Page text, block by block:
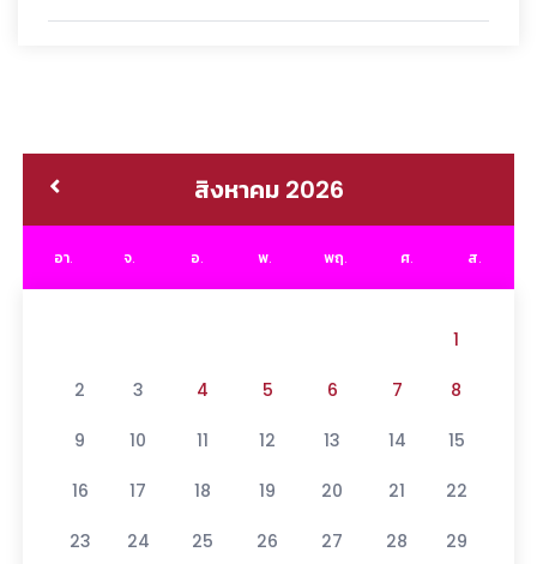
สิงหาคม 2026
อา. จ. อ. พ. พฤ. ศ. ส.
1
2 3 4 5 6 7 8
9 10 11 12 13 14 15
16 17 18 19 20 21 22
23 24 25 26 27 28 29